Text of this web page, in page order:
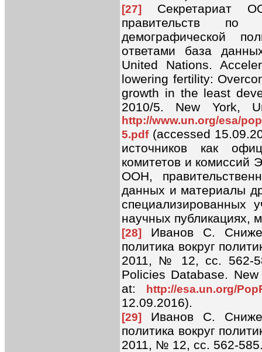
[27]
Секретариат
правительств по
демографической
ответами база
United Nations.
lowering fertility:
growth in the least
2010/5. New York,
http://www.un.org/esa/
5.pdf(accessed
источников как
комитетов и комиссий
ООН,
данных и материалы
специализированных
научных
[28]
Иванов С.
политика вокруг
2011, № 12, cc. 562-
Policies Database.
at:
http://esa.un.org/
12.09.2016).
[29]
Иванов С.
политика вокруг
2011, № 12, cc. 562-